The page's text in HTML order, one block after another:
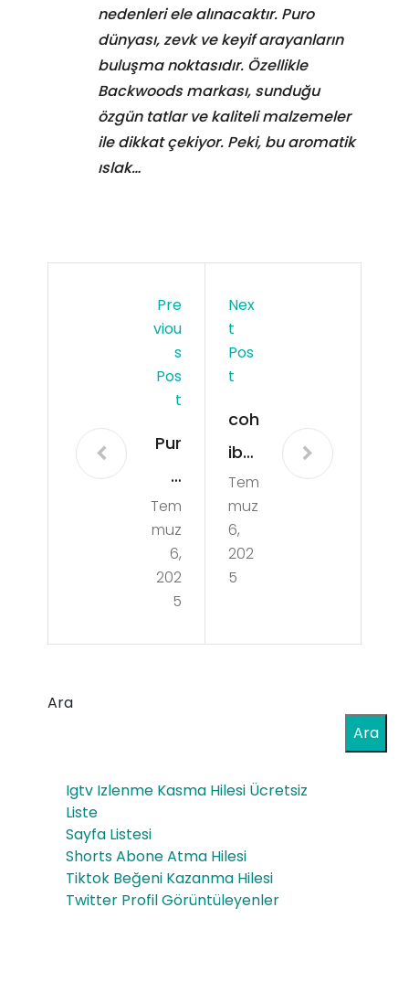
nedenleri ele alınacaktır. Puro
dünyası, zevk ve keyif arayanların
buluşma noktasıdır. Özellikle
Backwoods markası, sunduğu
özgün tatlar ve kaliteli malzemeler
ile dikkat çekiyor. Peki, bu aromatik
ıslak…
Pre
Viou
S
Pos
T
Pur
o
Aro
mal
arı
Nas
ıl
Tem
muz
6,
202
5
Nex
T
Pos
T
coh
iba
-
pur
o-
ne
ndir
gr
Tem
muz
6,
202
5
Ara
Ara
Igtv Izlenme Kasma Hilesi Ücretsiz
Liste
Sayfa Listesi
Shorts Abone Atma Hilesi
Tiktok Beğeni Kazanma Hilesi
Twitter Profil Görüntüleyenler